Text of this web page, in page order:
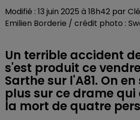
Modifié : 13 juin 2025 à 18h42 par
Emilien Borderie / crédit photo :
Un terrible accident
s'est produit ce
Sarthe sur l'A81. On
plus sur ce drame
la mort de quatre